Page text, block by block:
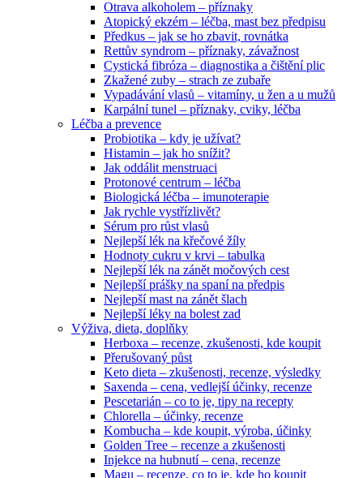
Otrava alkoholem – příznaky
Atopický ekzém – léčba, mast bez předpisu
Předkus – jak se ho zbavit, rovnátka
Rettův syndrom – příznaky, závažnost
Cystická fibróza – diagnostika a čištění plic
Zkažené zuby – strach ze zubaře
Vypadávání vlasů – vitamíny, u žen a u mužů
Karpální tunel – příznaky, cviky, léčba
Léčba a prevence
Probiotika – kdy je užívat?
Histamin – jak ho snížit?
Jak oddálit menstruaci
Protonové centrum – léčba
Biologická léčba – imunoterapie
Jak rychle vystřízlivět?
Sérum pro růst vlasů
Nejlepší lék na křečové žíly
Hodnoty cukru v krvi – tabulka
Nejlepší lék na zánět močových cest
Nejlepší prášky na spaní na předpis
Nejlepší mast na zánět šlach
Nejlepší léky na bolest zad
Výživa, dieta, doplňky
Herboxa – recenze, zkušenosti, kde koupit
Přerušovaný půst
Keto dieta – zkušenosti, recenze, výsledky
Saxenda – cena, vedlejší účinky, recenze
Pescetarián – co to je, tipy na recepty
Chlorella – účinky, recenze
Kombucha – kde koupit, výroba, účinky
Golden Tree – recenze a zkušenosti
Injekce na hubnutí – cena, recenze
Magu – recenze, co to je, kde ho koupit